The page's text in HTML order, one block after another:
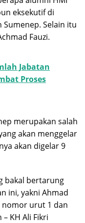
eksekutif di
Selain itu
Fauzi.
Jabatan
Proses
merupakan salah
akan menggelar
akan digelar 9
bakal bertarung
ini, yakni Ahmad
nomor urut 1 dan
KH Ali Fikri